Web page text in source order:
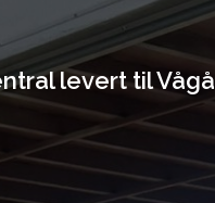
levert til Vågå